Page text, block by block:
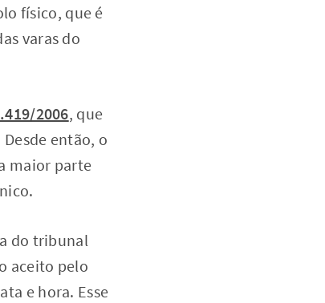
físico, que é
varas do
2006, que
então, o
maior parte
do tribunal
aceito pelo
e hora. Esse